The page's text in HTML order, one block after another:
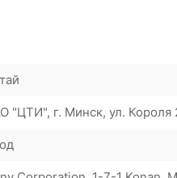
"ЦТИ", г. Минск, ул. Короля